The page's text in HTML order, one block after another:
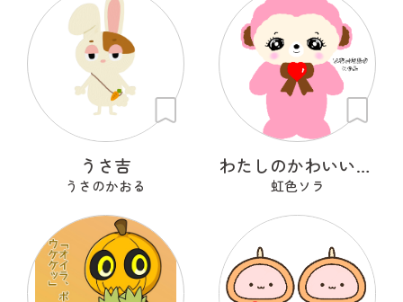
うさ吉
うさのかおる
わたしのかわいいせかい
虹色ソラ